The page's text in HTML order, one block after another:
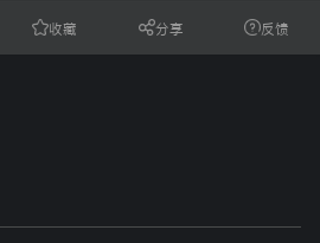
收藏 分享 反馈